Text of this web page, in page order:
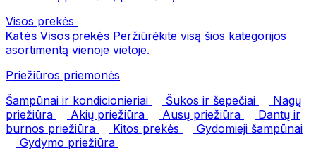
Visos prekės
Katės Visos prekės Peržiūrėkite visą šios kategorijos
asortimentą vienoje vietoje.
Priežiūros priemonės
Šampūnai ir kondicionieriai
Šukos ir šepečiai
Nagų
priežiūra
Akių priežiūra Ausų priežiūra
Dantų ir
burnos priežiūra
Kitos prekės
Gydomieji šampūnai
Gydymo priežiūra